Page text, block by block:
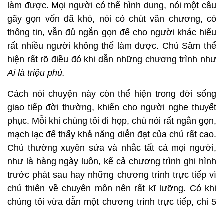
làm được. Mọi người có thể hình dung, nói một câu
gãy gọn vốn đã khó, nói có chút văn chương, có
thông tin, vẫn đủ ngắn gọn để cho người khác hiểu
rất nhiều người không thể làm được. Chú Sâm thể
hiện rất rõ điều đó khi dẫn những chương trình như
Ai là triệu phú.
Cách nói chuyện này còn thể hiện trong đời sống
giao tiếp đời thường, khiến cho người nghe thuyết
phục. Mỗi khi chúng tôi đi họp, chú nói rất ngắn gọn,
mạch lạc để thấy khả năng diễn đạt của chú rất cao.
Chú thường xuyên sửa và nhắc tất cả mọi người,
như là hàng ngày luôn, kể cả chương trình ghi hình
trước phát sau hay những chương trình trực tiếp vì
chú thiên về chuyên môn nên rất kĩ lưỡng. Có khi
chúng tôi vừa dẫn một chương trình trực tiếp, chỉ 5